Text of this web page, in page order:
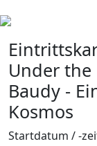
Under
Baudy -
Kosmos
Startdatum / -